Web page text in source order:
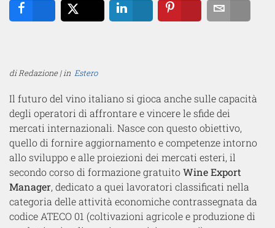
di Redazione | in Estero
Il futuro del vino italiano si gioca anche sulle capacità
degli operatori di affrontare e vincere le sfide dei
mercati internazionali. Nasce con questo obiettivo,
quello di fornire aggiornamento e competenze intorno
allo sviluppo e alle proiezioni dei mercati esteri, il
secondo corso di formazione gratuitoWine Export
Manager, dedicato a quei lavoratori classificati nella
categoria delle attività economiche contrassegnata da
codice ATECO 01 (coltivazioni agricole e produzione di